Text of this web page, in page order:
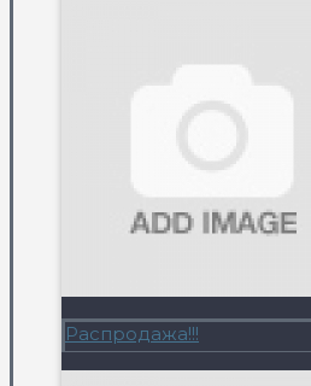
Распродажа!!!